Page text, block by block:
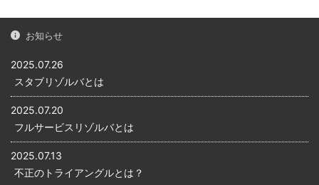
お知らせ
2025.07.26
スタブリゾルバとは
2025.07.20
フルサービスリゾルバとは
2025.07.13
不正のトライアングルとは？